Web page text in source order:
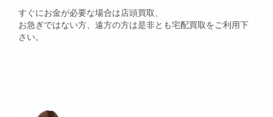
すぐにお金が必要な場合は店頭買取、
お急ぎではない方、遠方の方は是非とも宅配買取をご利用下
さい。